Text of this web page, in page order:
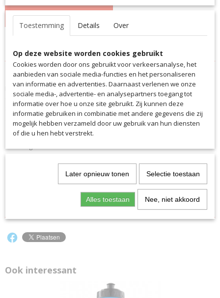
IN WINKELWAGEN
Specificaties
Productcode
8141
EAN code
8141
Productcode leverancier
Omschrijving
De klassieke saller badhanddoek van badstof is zacht, sneldrogend
en super absorberend. Het is de perfecte metgezel voor tijdens het
sporten, op het strand of thuis. Een hoogwaardig saller-borduursel
geeft de badhanddoek een subtiel merkstatement.
Sneldrogend, zacht en zeer absorberend
Praktische, hoogwaardige ophanglus
Voor sport en vrije tijd
40 graden machinewas
Afmetingen: ca. 70 x 130 cm
Ook interessant
Toestemming Details Over
Op deze website worden cookies gebruikt
Cookies worden door ons gebruikt voor verkeersanalyse, het
aanbieden van sociale media-functies en het personaliseren
van informatie en advertenties. Daarnaast verlenen we onze
sociale media-, advertentie- en analysepartners toegang tot
informatie over hoe u onze site gebruikt. Zij kunnen deze
informatie gebruiken in combinatie met andere gegevens die zij
mogelijk hebben verzameld door uw gebruik van hun diensten
of die u hen hebt verstrekt.
Later opnieuw tonen Selectie toestaan
Alles toestaan Nee, niet akkoord